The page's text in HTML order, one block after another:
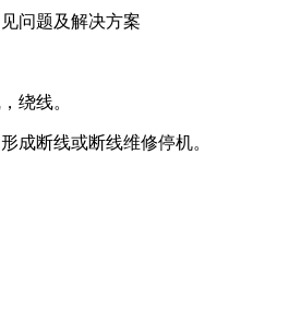
问题及解决方案
绕线。
断线或断线维修停机。